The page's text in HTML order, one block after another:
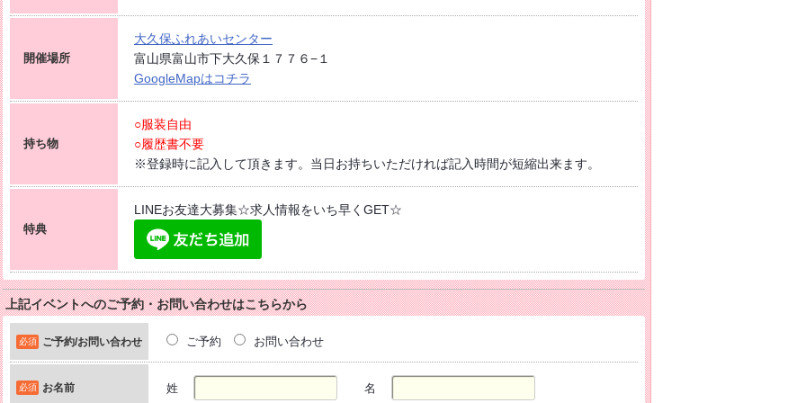
開催場所
大久保ふれあいセンター
富山県富山市下大久保１７７６−１
GoogleMapはコチラ
持ち物
○服装自由
○履歴書不要
※登録時に記入して頂きます。当日お持ちいただければ記入時間が短縮出来ます。
特典
LINEお友達大募集☆求人情報をいち早くGET☆
上記イベントへのご予約・お問い合わせはこちらから
必須 ご予約/お問い合わせ ご予約 お問い合わせ
必須 お名前 姓 名